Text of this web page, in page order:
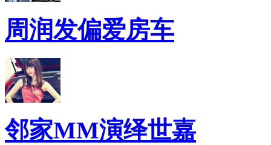
周润发偏爱房车
邻家MM演绎世嘉